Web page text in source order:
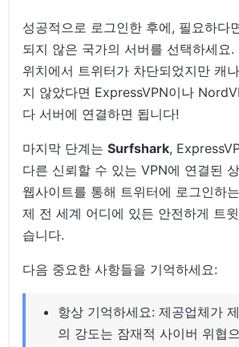
성공적으로 로그인한 후에, 필요하다
되지 않은 국가의 서버를 선택하세요.
위치에서 트위터가 차단되었지만 캐
지 않았다면 ExpressVPN이나
다 서버에 연결하면 됩니다!
마지막 단계는Surfshark,
다른 신뢰할 수 있는 VPN에 연결된
웹사이트를 통해 트위터에 로그인하
제 전 세계 어디에 있든 안전하게 트
습니다.
다음 중요한 사항들을 기억하세요:
항상 기억하세요: 제공업체가
의 강도는 잠재적 사이버 위협